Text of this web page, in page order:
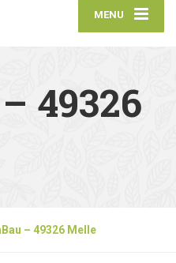
MENU
49326
– 49326 Melle